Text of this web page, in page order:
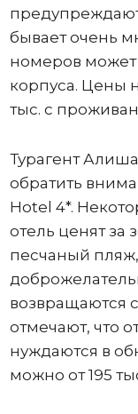
бывает очень
номеров может
корпуса. Цены
тыс. с
Турагент
обратить
Hotel 4*.
отель ценят
песчаный
возвращаются
отмечают, что
нуждаются в
можно от 195